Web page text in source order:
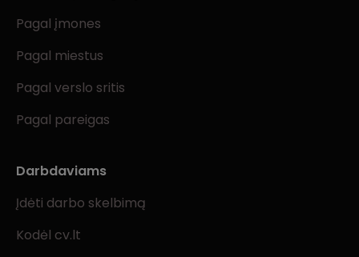
Pagal įmones
Pagal miestus
Pagal verslo sritis
Pagal pareigas
Darbdaviams
Įdėti darbo skelbimą
Kodėl cv.lt